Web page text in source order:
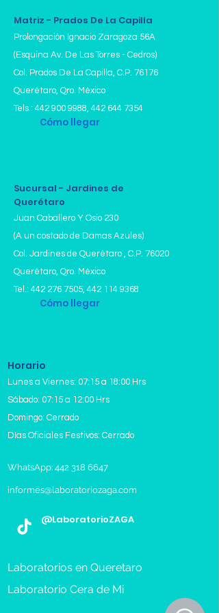
Matriz - Prados De La Capilla
Prolongación Ignacio Zaragoza 56A
(Esquina Av. De Las Torres - Cedros)
Col. Prados De La Capilla, C.P. 76176
Querétaro, Qro. México
Tels.: 442 900 9988, 442 644 7354
Cómo llegar
Sucursal - Jardines de
Querétaro
Cómo llegar
Juan Caballero Y Osio 230
(A un costado de Damas Azules)
Col. Jardines de Querétaro , C.P. 76020
Querétaro, Qro. México
Tel.: 442 276 7505, 442 114 9368
Horario
Lunes a Viernes: 07:15 a 18:00 Hrs
Sábado: 07:15 a 12:00 Hrs
Domingo: Cerrado
Días Oficiales Festivos: Cerrado
WhatsApp: 442 318 6647
informes@laboratoriozaga.com
@LaboratorioZAGA
Laboratorios en Queretaro
Laboratorio Cera de Mi